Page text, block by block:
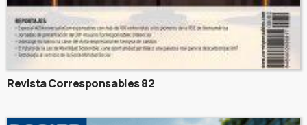
Revista Corresponsables 82